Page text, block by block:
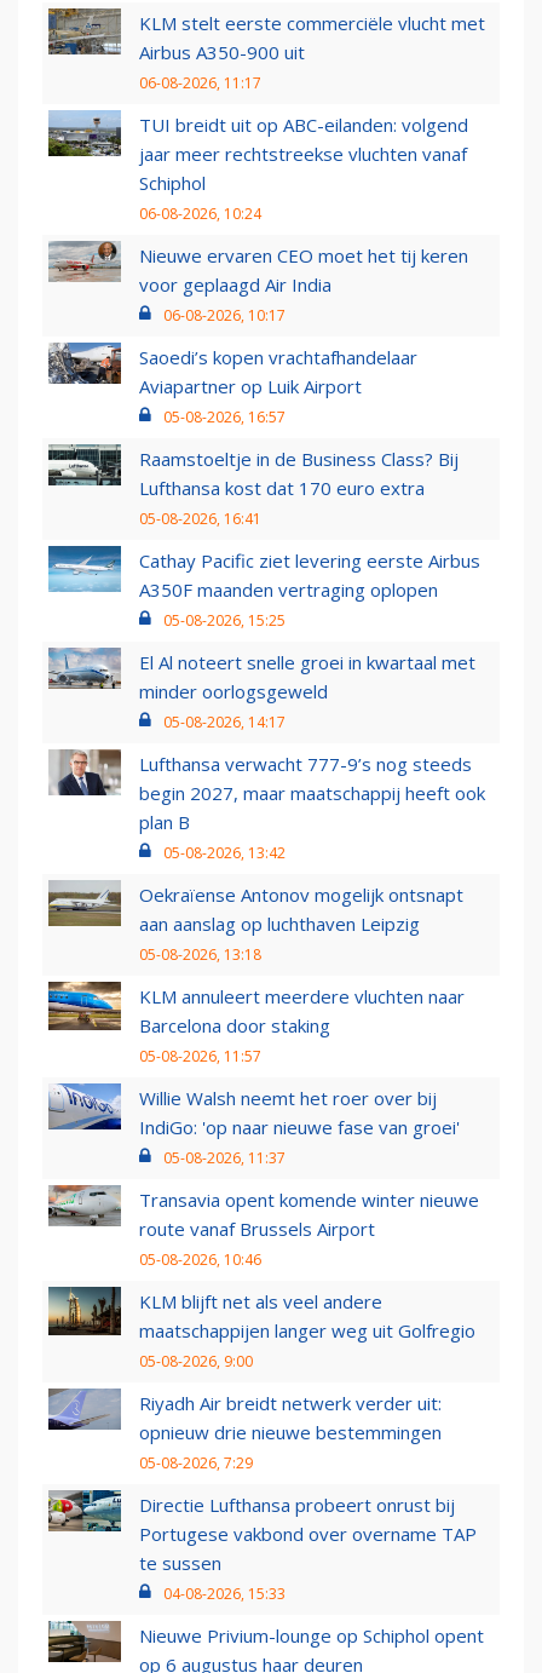
KLM stelt eerste commerciële vlucht met
Airbus A350-900 uit
06-08-2026, 11:17
TUI breidt uit op ABC-eilanden: volgend
jaar meer rechtstreekse vluchten vanaf
Schiphol
06-08-2026, 10:24
Nieuwe ervaren CEO moet het tij keren
voor geplaagd Air India
06-08-2026, 10:17
Saoedi’s kopen vrachtafhandelaar
Aviapartner op Luik Airport
05-08-2026, 16:57
Raamstoeltje in de Business Class? Bij
Lufthansa kost dat 170 euro extra
05-08-2026, 16:41
Cathay Pacific ziet levering eerste Airbus
A350F maanden vertraging oplopen
05-08-2026, 15:25
El Al noteert snelle groei in kwartaal met
minder oorlogsgeweld
05-08-2026, 14:17
Lufthansa verwacht 777-9’s nog steeds
begin 2027, maar maatschappij heeft ook
plan B
05-08-2026, 13:42
Oekraïense Antonov mogelijk ontsnapt
aan aanslag op luchthaven Leipzig
05-08-2026, 13:18
KLM annuleert meerdere vluchten naar
Barcelona door staking
05-08-2026, 11:57
Willie Walsh neemt het roer over bij
IndiGo: 'op naar nieuwe fase van groei'
05-08-2026, 11:37
Transavia opent komende winter nieuwe
route vanaf Brussels Airport
05-08-2026, 10:46
KLM blijft net als veel andere
maatschappijen langer weg uit Golfregio
05-08-2026, 9:00
Riyadh Air breidt netwerk verder uit:
opnieuw drie nieuwe bestemmingen
05-08-2026, 7:29
Directie Lufthansa probeert onrust bij
Portugese vakbond over overname TAP
te sussen
04-08-2026, 15:33
Nieuwe Privium-lounge op Schiphol opent
op 6 augustus haar deuren